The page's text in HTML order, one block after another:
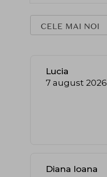
Lucia
7 august 2026
Diana Ioana